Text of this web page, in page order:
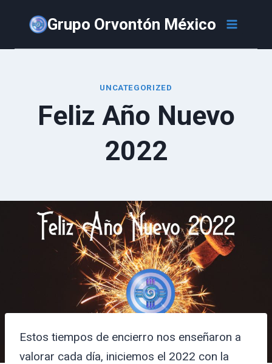
contenido
Grupo Orvontón México
UNCATEGORIZED
Feliz Año Nuevo
2022
Estos tiempos de encierro nos enseñaron a
valorar cada día, iniciemos el 2022 con la